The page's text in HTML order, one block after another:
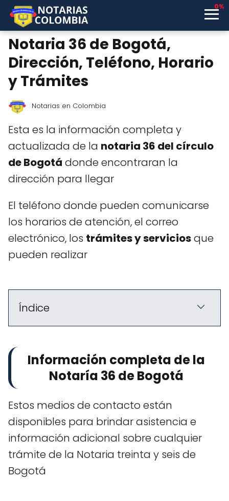
0%
Notaria 36 de Bogotá,
Dirección, Teléfono, Horario
y Trámites
Notarias en Colombia
Esta es la información completa y
actualizada de la notaria 36 del círculo
de Bogotá donde encontraran la
dirección para llegar
El teléfono donde pueden comunicarse
los horarios de atención, el correo
electrónico, los trámites y serviciosque
pueden realizar
Índice
Información completa de la
Notaría 36 de Bogotá
Estos medios de contacto están
disponibles para brindar asistencia e
información adicional sobre cualquier
trámite de la Notaria treinta y seis de
Bogotá